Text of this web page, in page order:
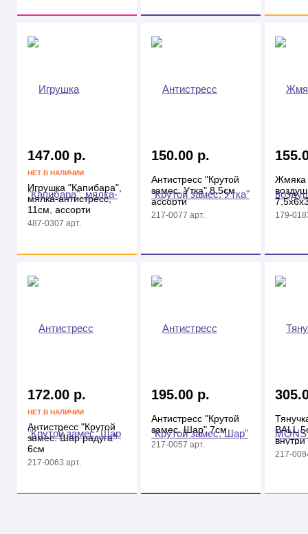
147.00 р.
НЕТ В НАЛИЧИИ
Игрушка "Капибара",
мялка-антистресс,
11см, ассорти
487-0307 арт.
150.00 р.
Антистресс "Крутой
замес. Утка" 8,5см
ассорти
217-0077 арт.
Жмяка
179-
172.00 р.
НЕТ В НАЛИЧИИ
Антистресс "Крутой
замес. Шар радуга"
6см
217-0063 арт.
195.00 р.
Антистресс "Крутой
замес. Шар" 7см
217-0057 арт.
BALL
внутри
217-